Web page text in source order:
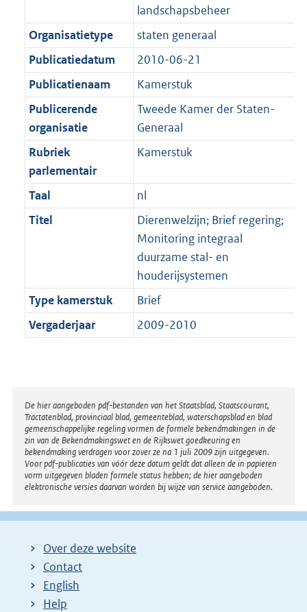
landschapsbeheer
Organisatietype
staten generaal
Publicatiedatum
2010-06-21
Publicatienaam
Kamerstuk
Publicerende
organisatie
Tweede Kamer der Staten-
Generaal
Rubriek
parlementair
Kamerstuk
Taal
nl
Titel
Dierenwelzijn; Brief regering;
Monitoring integraal
duurzame stal- en
houderijsystemen
Type kamerstuk
Brief
Vergaderjaar
2009-2010
Disclaimer
De hier aangeboden pdf-bestanden van het Staatsblad, Staatscourant,
Tractatenblad, provinciaal blad, gemeenteblad, waterschapsblad en blad
gemeenschappelijke regeling vormen de formele bekendmakingen in de
zin van de Bekendmakingswet en de Rijkswet goedkeuring en
bekendmaking verdragen voor zover ze na 1 juli 2009 zijn uitgegeven.
Voor pdf-publicaties van vóór deze datum geldt dat alleen de in papieren
vorm uitgegeven bladen formele status hebben; de hier aangeboden
elektronische versies daarvan worden bij wijze van service aangeboden.
Over deze website
Contact
English
Help